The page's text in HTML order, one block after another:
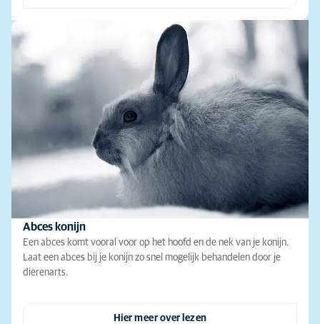
Abces konijn
Een abces komt vooral voor op het hoofd en de nek van je konijn.
Laat een abces bij je konijn zo snel mogelijk behandelen door je
dierenarts.
Hier meer over lezen